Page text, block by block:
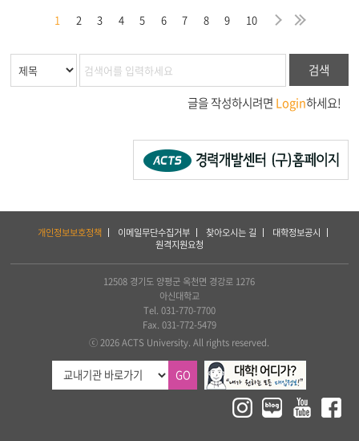
1 2 3 4 5 6 7 8 9 10 다 마
검색
글을 작성하시려면 Login하세요!
개인정보보호정책 이메일무단수집거부 찾아오시는 길
대학정보공시
원격지원요청
12508 경기도 양평군 옥천면 경강로 1276
아신대학교
Tel. 031-770-7700
Fax. 031-772-5479
ⓒ 2026 ACTS University. All rights reserved.
GO